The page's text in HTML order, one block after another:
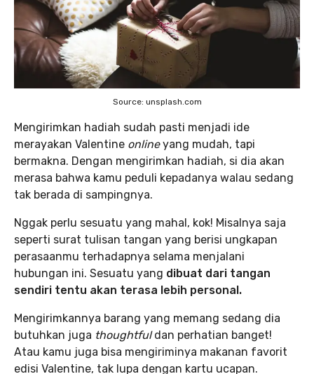
Source: unsplash.com
Mengirimkan hadiah sudah pasti menjadi ide
merayakan Valentine onlineyang mudah, tapi
bermakna. Dengan mengirimkan hadiah, si dia akan
merasa bahwa kamu peduli kepadanya walau sedang
tak berada di sampingnya.
Nggak perlu sesuatu yang mahal, kok! Misalnya saja
seperti surat tulisan tangan yang berisi ungkapan
perasaanmu terhadapnya selama menjalani
hubungan ini. Sesuatu yang dibuat dari tangan
sendiri tentu akan terasa lebih personal.
Mengirimkannya barang yang memang sedang dia
butuhkan juga thoughtfuldan perhatian banget!
Atau kamu juga bisa mengiriminya makanan favorit
edisi Valentine, tak lupa dengan kartu ucapan.